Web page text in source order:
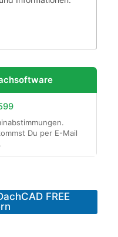
Du per E-Mail
FREE